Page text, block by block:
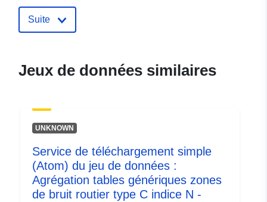
Identificateurs:
9fe5-433d-ba80-
456b-8715-e0c8a8d6225c
Type:
Ressource:
http://inspire.ec.europa.eu/
Suite
Jeux de données similaires
UNKNOWN
Service de téléchargement simple
(Atom) du jeu de données :
Agrégation tables génériques zones
de bruit routier type C indice N -